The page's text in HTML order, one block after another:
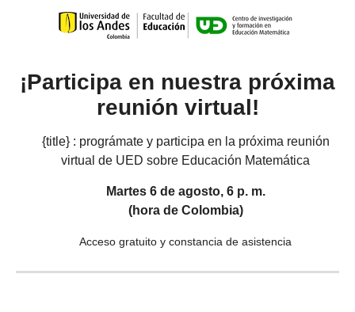
¡Participa en nuestra próxima
reunión virtual!
{title} : prográmate y participa en la próxima reunión
virtual de UED sobre Educación Matemática
Martes 6 de agosto, 6 p. m.
(hora de Colombia)
Acceso gratuito y constancia de asistencia